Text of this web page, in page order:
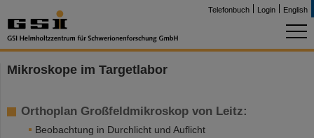
Telefonbuch Login English
Mikroskope im Targetlabor
Orthoplan Großfeldmikroskop von Leitz:
Beobachtung in Durchlicht und Auflicht